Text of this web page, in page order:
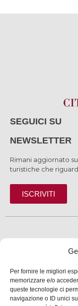
Per fornire le migliori
memorizzare e/o
queste tecnologie ci
navigazione o ID unici
SEGUICI SU
NEWSLETTER
Rimani aggiornato
turistiche che
ISCRIVITI
SERVIZI
INFORMAZIONI